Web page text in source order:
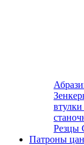
втулки
Резцы
Патроны